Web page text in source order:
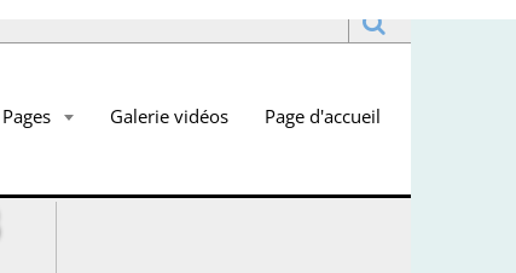
Pages Galerie vidéos Page d'accueil